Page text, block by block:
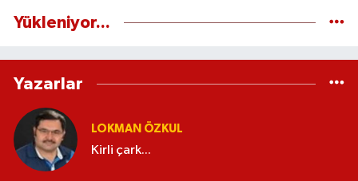
Yükleniyor...
Yazarlar
LOKMAN ÖZKUL
Kirli çark...